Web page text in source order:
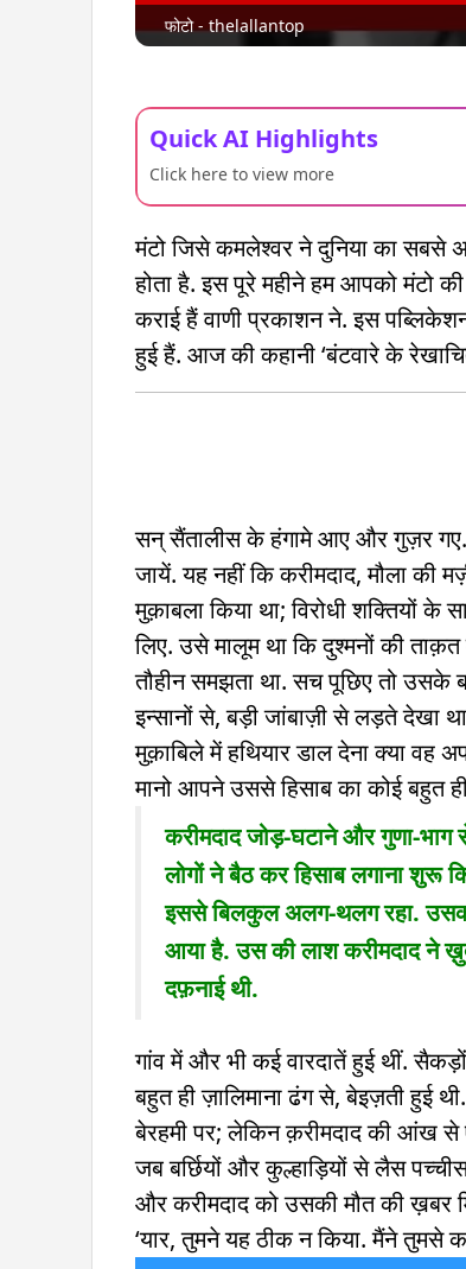
फोटो - thelallantop
Quick AI Highlights
Click here to view more
मंटो जिसे कमलेश्वर ने दुनिया का सबसे
होता है. इस पूरे महीने हम आपको मंटो
कराई हैं वाणी प्रकाशन ने. इस
हुई हैं. आज की कहानी ‘बंटवारे के
सन् सैंतालीस के हंगामे आए और गुज़र
जायें. यह नहीं कि करीमदाद, मौला की
मुक़ाबला किया था; विरोधी शक्तियों के
लिए. उसे मालूम था कि दुश्मनों की ताक़त
तौहीन समझता था. सच पूछिए तो उसके
इन्सानों से, बड़ी जांबाज़ी से लड़ते देखा
मुक़ाबिले में हथियार डाल देना क्या वह
मानो आपने उससे हिसाब का कोई बहुत
करीमदाद जोड़-घटाने और गुणा-
लोगों ने बैठ कर हिसाब लगाना शुरू
इससे बिलकुल अलग-थलग रहा.
आया है. उस की लाश करीमदाद ने
दफ़नाई थी.
गांव में और भी कई वारदातें हुई थीं.
बहुत ही ज़ालिमाना ढंग से, बेइज़ती हुई
बेरहमी पर; लेकिन क़रीमदाद की आंख से
जब बर्छियों और कुल्हाड़ियों से लैस
और करीमदाद को उसकी मौत की ख़बर
‘यार, तुमने यह ठीक न किया. मैंने तुमसे